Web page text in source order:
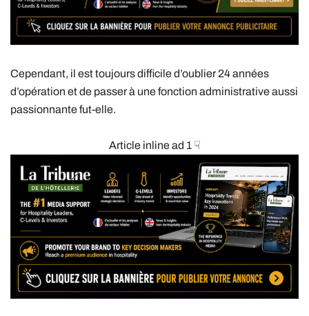
Cependant, il est toujours difficile d’oublier 24 années
d’opération et de passer à une fonction administrative aussi
passionnante fut-elle.
Article inline ad 1 ☟